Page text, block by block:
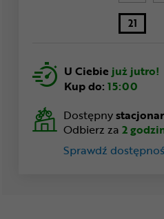
21
U Ciebie już jutro!
Kup do: 15:00
Dostępny
Odbierz za 2
Sprawdź